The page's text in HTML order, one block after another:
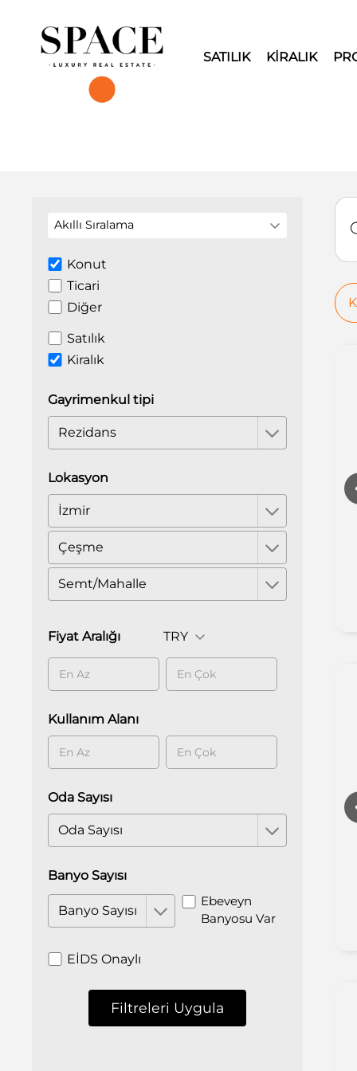
SATILIK KİRALIK
Akıllı Sıralama
Konut
Ticari
Diğer
Satılık
Kiralık
Gayrimenkul tipi
Rezidans
Lokasyon
İzmir
Çeşme
Semt/Mahalle
Fiyat Aralığı TRY
Kullanım Alanı
Oda Sayısı
Oda Sayısı
Banyo Sayısı
Banyo Sayısı
Ebeveyn
Banyosu Var
EİDS Onaylı
Filtreleri Uygula
Otopark
Güvenlik
Otopark